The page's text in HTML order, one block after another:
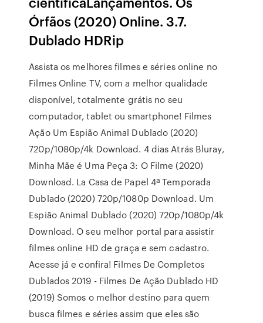
Órfãos (2020) Online. 3.7.
Dublado HDRip
Assista os melhores filmes e séries online no
Filmes Online TV, com a melhor qualidade
disponível, totalmente grátis no seu
computador, tablet ou smartphone! Filmes
Ação Um Espião Animal Dublado (2020)
720p/1080p/4k Download. 4 dias Atrás Bluray,
Minha Mãe é Uma Peça 3: O Filme (2020)
Download. La Casa de Papel 4ª Temporada
Dublado (2020) 720p/1080p Download. Um
Espião Animal Dublado (2020) 720p/1080p/4k
Download. O seu melhor portal para assistir
filmes online HD de graça e sem cadastro.
Acesse já e confira! Filmes De Completos
Dublados 2019 - Filmes De Ação Dublado HD
(2019) Somos o melhor destino para quem
busca filmes e séries assim que eles são